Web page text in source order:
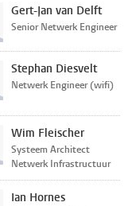
Gert-Jan van Delft
Senior Netwerk Engineer
Stephan Diesvelt
Netwerk Engineer (wifi)
Wim Fleischer
Systeem Architect
Netwerk Infrastructuur
Ian Hornes